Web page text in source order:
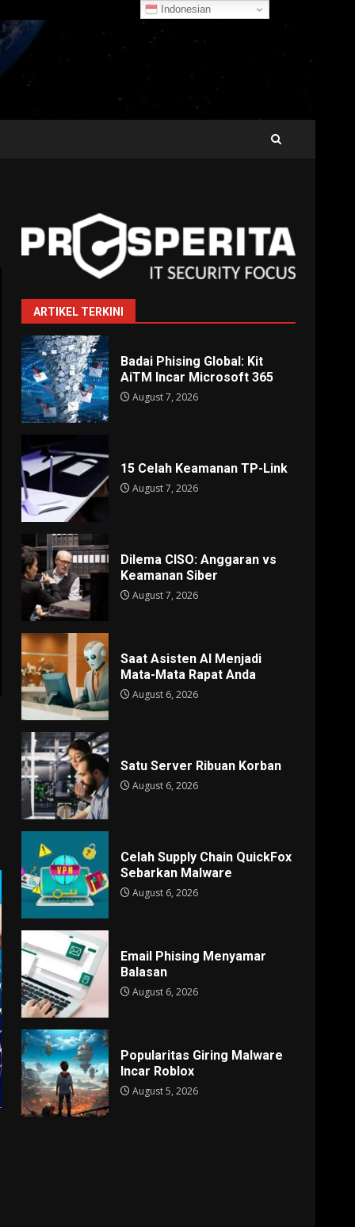
ARTIKEL TERKINI
Badai Phising Global: Kit
AiTM Incar Microsoft 365
August 7, 2026
15 Celah Keamanan TP-Link
August 7, 2026
Dilema CISO: Anggaran vs
Keamanan Siber
August 7, 2026
Saat Asisten AI Menjadi
Mata-Mata Rapat Anda
August 6, 2026
Satu Server Ribuan Korban
August 6, 2026
Celah Supply Chain QuickFox
Sebarkan Malware
August 6, 2026
Email Phising Menyamar
Balasan
August 6, 2026
Popularitas Giring Malware
Incar Roblox
August 5, 2026
Indonesian